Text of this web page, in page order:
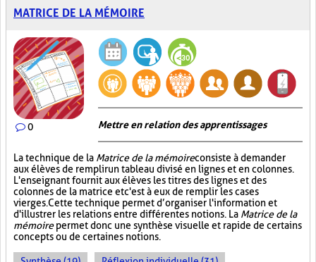
MATRICE DE LA MÉMOIRE
0 Mettre en relation des apprentissages
La technique de la Matrice de la mémoireconsiste à demander
aux élèves de remplir un tableau divisé en lignes et en colonnes.
L'enseignant fournit aux élèves les titres des lignes et des
colonnes de la matrice et c'est à eux de remplir les cases
vierges. Cette technique permet d’organiser l'information et
d'illustrer les relations entre différentes notions. La Matrice de la
mémoirepermet donc une synthèse visuelle et rapide de certains
concepts ou de certaines notions.